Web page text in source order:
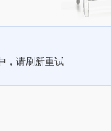
，请刷新重试